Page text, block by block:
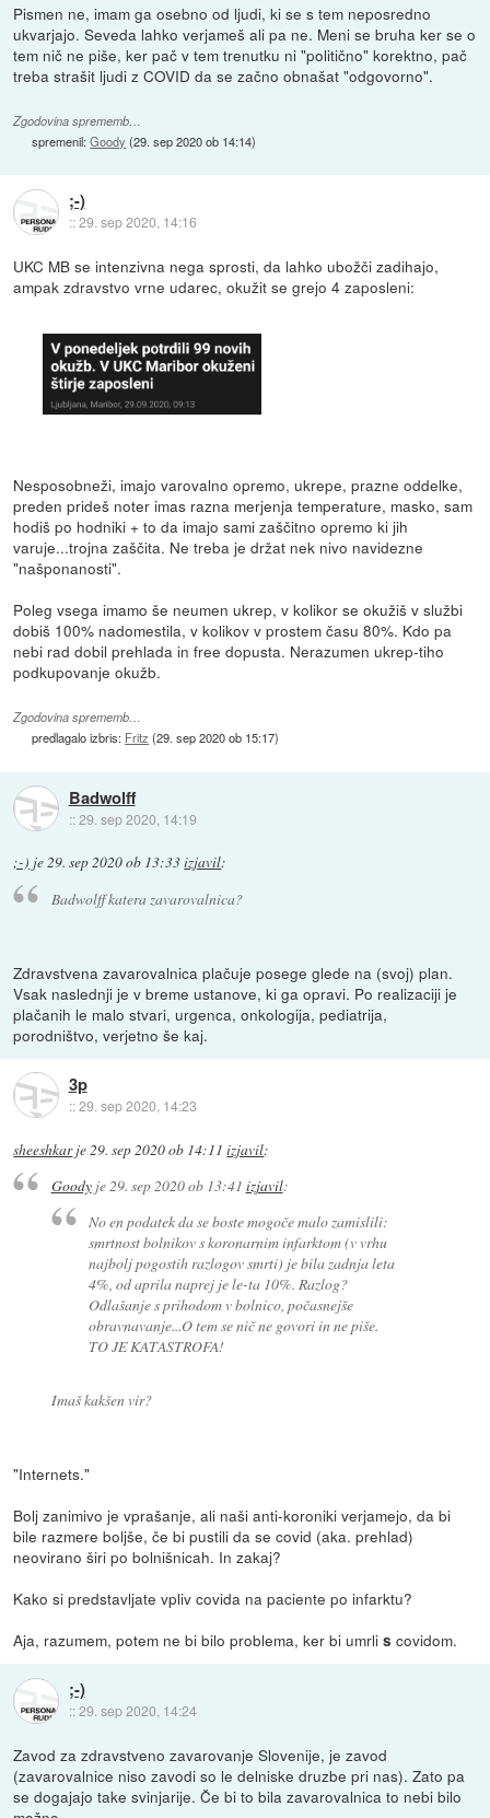
Pismen ne, imam ga osebno od ljudi, ki se s tem neposredno
ukvarjajo. Seveda lahko verjameš ali pa ne. Meni se bruha ker se o
tem nič ne piše, ker pač v tem trenutku ni "politično" korektno, pač
treba strašit ljudi z COVID da se začno obnašat "odgovorno".
Zgodovina sprememb…
spremenil:Goody (29. sep 2020 ob 14:14)
;-)
::29. sep 2020, 14:16
UKC MB se intenzivna nega sprosti, da lahko ubožči zadihajo,
ampak zdravstvo vrne udarec, okužit se grejo 4 zaposleni:
Nesposobneži, imajo varovalno opremo, ukrepe, prazne oddelke,
preden prideš noter imas razna merjenja temperature, masko, sam
hodiš po hodniki + to da imajo sami zaščitno opremo ki jih
varuje...trojna zaščita. Ne treba je držat nek nivo navidezne
"našponanosti".
Poleg vsega imamo še neumen ukrep, v kolikor se okužiš v službi
dobiš 100% nadomestila, v kolikov v prostem času 80%. Kdo pa
nebi rad dobil prehlada in free dopusta. Nerazumen ukrep-tiho
podkupovanje okužb.
Zgodovina sprememb…
predlagalo izbris: Fritz (29. sep 2020 ob 15:17)
Badwolff
::29. sep 2020, 14:19
;-) je29. sep 2020 ob 13:33izjavil:
Badwolff katera zavarovalnica?
Zdravstvena zavarovalnica plačuje posege glede na (svoj) plan.
Vsak naslednji je v breme ustanove, ki ga opravi. Po realizaciji je
plačanih le malo stvari, urgenca, onkologija, pediatrija,
porodništvo, verjetno še kaj.
3p
::29. sep 2020, 14:23
sheeshkarje29. sep 2020 ob 14:11 izjavil:
Goodyje29. sep 2020 ob 13:41 izjavil:
No en podatek da se boste mogoče malo zamislili:
smrtnost bolnikov s koronarnim infarktom (v vrhu
najbolj pogostih razlogov smrti) je bila zadnja leta
4%, od aprila naprej je le-ta 10%. Razlog?
Odlašanje s prihodom v bolnico, počasnejše
obravnavanje...O tem se nič ne govori in ne piše.
TO JE KATASTROFA!
Imaš kakšen vir?
"Internets."
Bolj zanimivo je vprašanje, ali naši anti-koroniki verjamejo, da bi
bile razmere boljše, če bi pustili da se covid (aka. prehlad)
neovirano širi po bolnišnicah. In zakaj?
Kako si predstavljate vpliv covida na paciente po infarktu?
Aja, razumem, potem ne bi bilo problema, ker bi umrlis covidom.
;-)
::29. sep 2020, 14:24
Zavod za zdravstveno zavarovanje Slovenije, je zavod
(zavarovalnice niso zavodi so le delniske druzbe pri nas). Zato pa
se dogajajo take svinjarije. Če bi to bila zavarovalnica to nebi bilo